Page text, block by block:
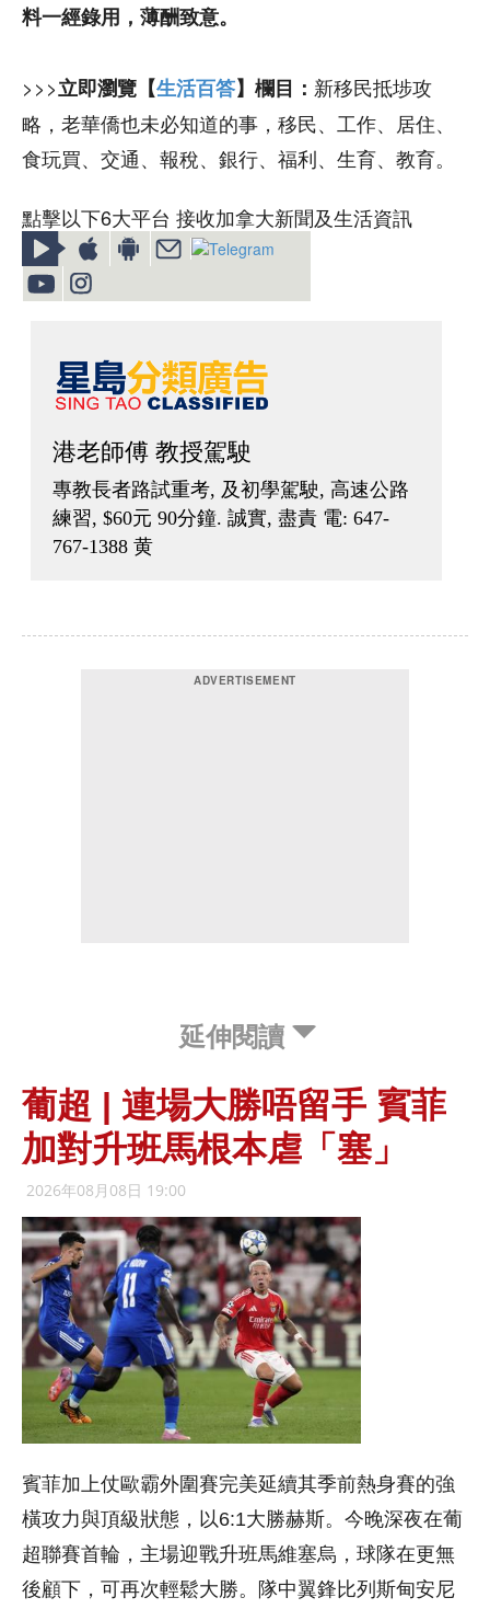
料一經錄用，薄酬致意。
>>>立即瀏覽【生活百答】欄目： 新移民抵埗攻
略，老華僑也未必知道的事，移民、工作、居住、
食玩買、交通、報稅、銀行、福利、生育、教育。
點擊以下6大平台 接收加拿大新聞及生活資訊
延伸閱讀
葡超 | 連場大勝唔留手 賓菲
加對升班馬根本虐「塞」
2026年08月08日 19:00
賓菲加上仗歐霸外圍賽完美延續其季前熱身賽的強
橫攻力與頂級狀態，以6:1大勝赫斯。今晚深夜在葡
超聯賽首輪，主場迎戰升班馬維塞烏，球隊在更無
後顧下，可再次輕鬆大勝。隊中翼鋒比列斯甸安尼